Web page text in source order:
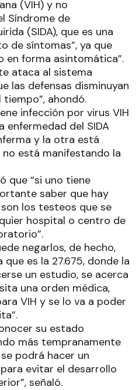
(VIH) y no
Síndrome de
(SIDA), que es una
de síntomas”, ya que
en forma asintomática”.
ataca al sistema
las defensas disminuyan
ahondó.
infección por virus VIH
enfermedad del SIDA
y la otra está
está manifestando la
que “si uno tiene
saber que hay
los testeos que se
hospital o centro de
negarlos, de hecho,
es la 27.675, donde la
un estudio, se acerca
una orden médica,
VIH y se lo va a poder
su estado
más tempranamente
podrá hacer un
evitar el desarrollo
señaló.